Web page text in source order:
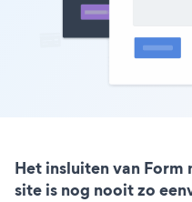
Het insluiten van Form
site is nog nooit zo